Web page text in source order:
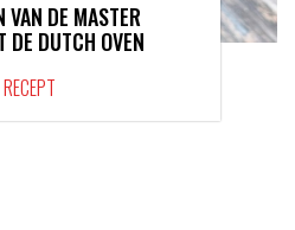
VAN DE MASTER
DE DUTCH OVEN
RECEPT